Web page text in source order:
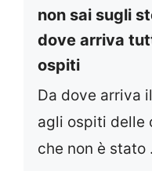
non sai sugli
dove arriva
ospiti
Da dove arriva
agli ospiti delle
che non è stato